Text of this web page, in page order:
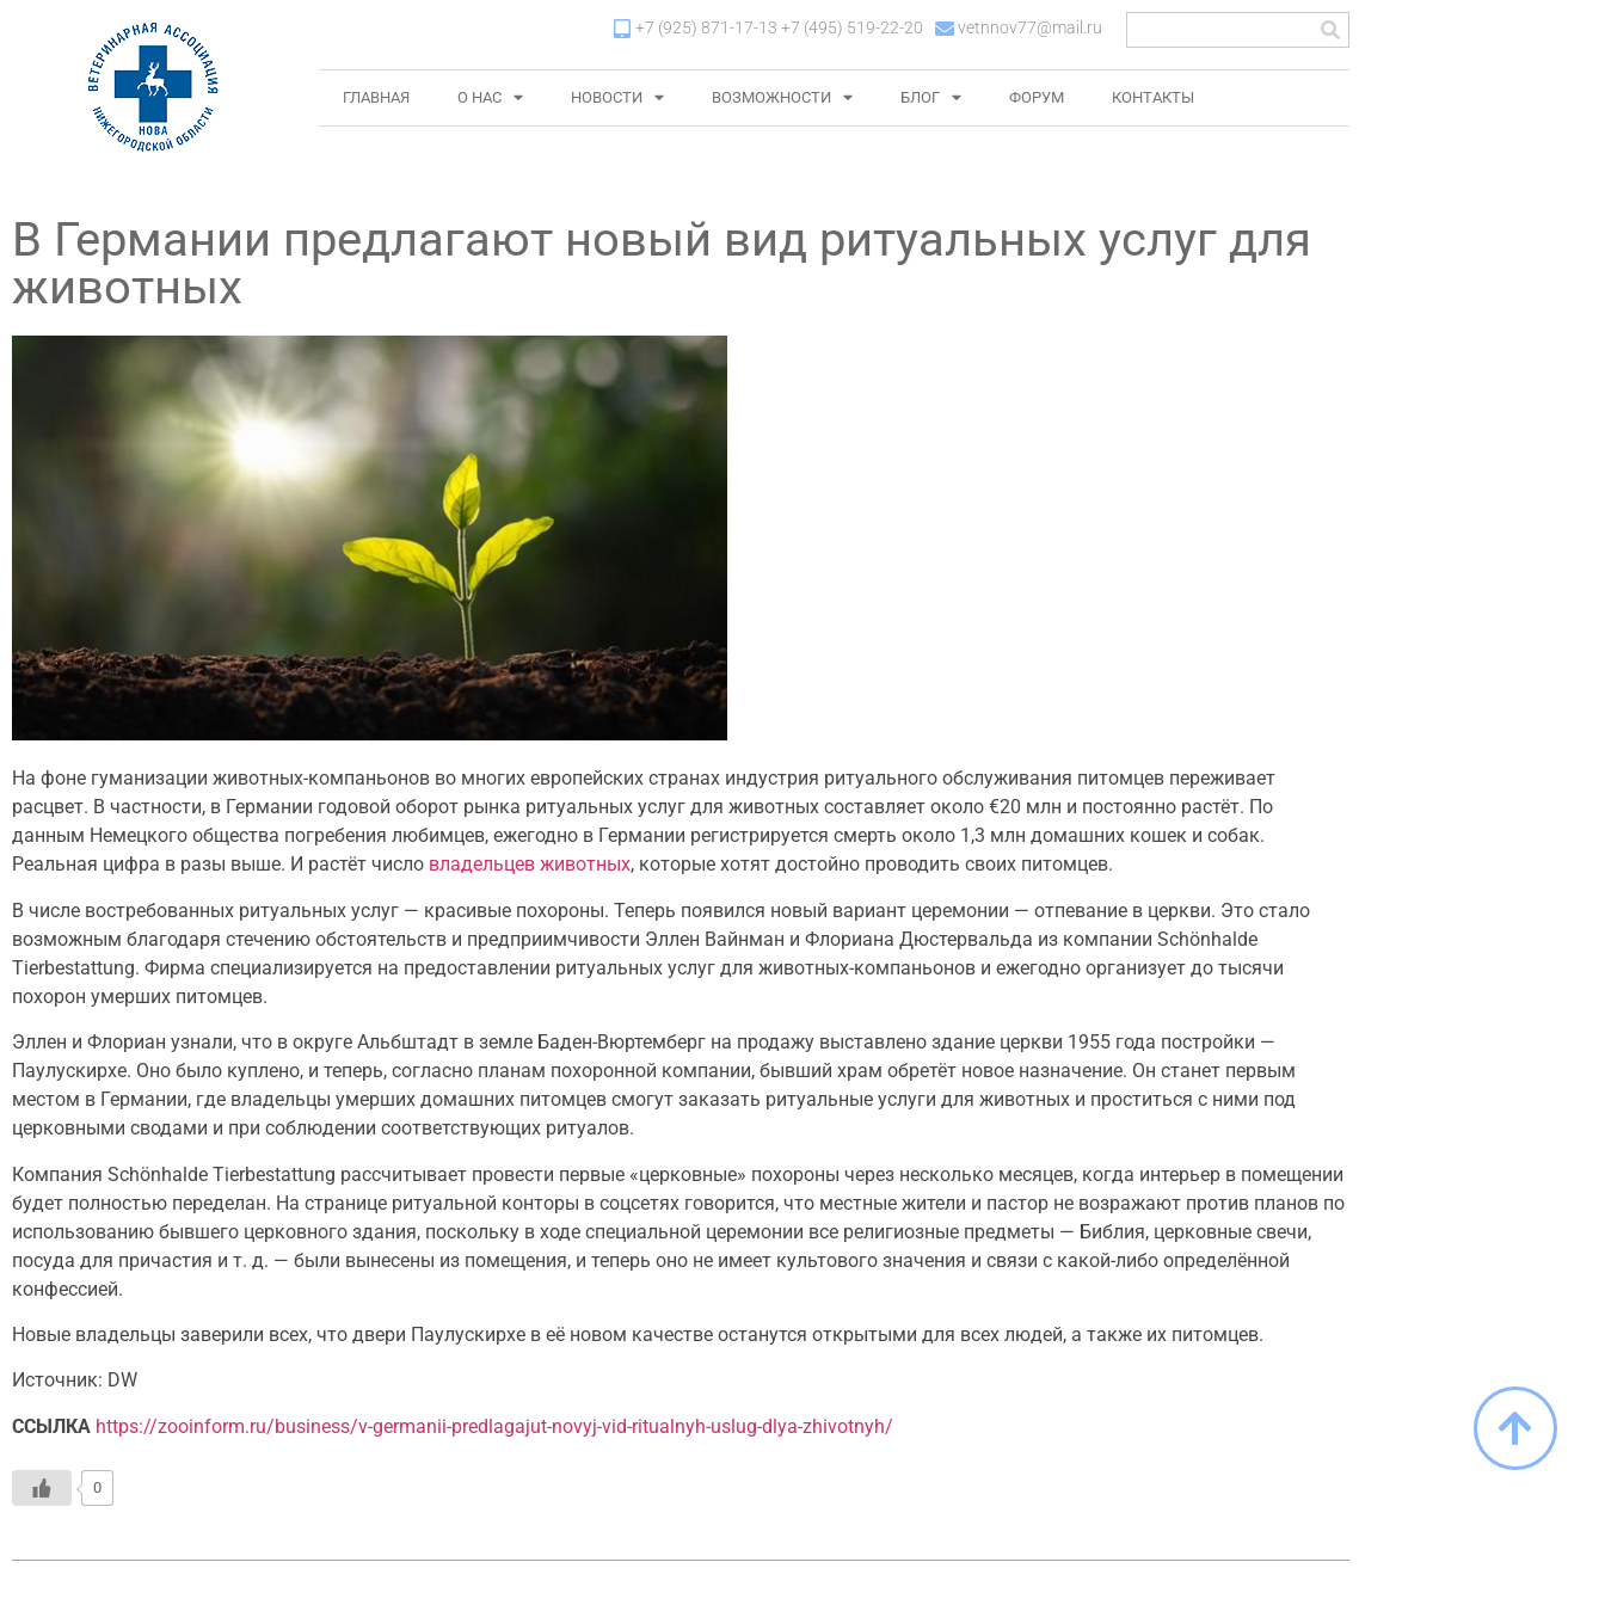
+7 (925) 871-17-13 +7 (495) 519-22-20 vetnnov77@mail.ru
ГЛАВНАЯ О НАС НОВОСТИ ВОЗМОЖНОСТИ БЛОГ ФОРУМ КОНТАКТЫ
В Германии предлагают новый вид ритуальных услуг для
животных
На фоне гуманизации животных-компаньонов во многих европейских странах индустрия ритуального обслуживания питомцев переживает
расцвет. В частности, в Германии годовой оборот рынка ритуальных услуг для животных составляет около €20 млн и постоянно растёт. По
данным Немецкого общества погребения любимцев, ежегодно в Германии регистрируется смерть около 1,3 млн домашних кошек и собак.
Реальная цифра в разы выше. И растёт число владельцев животных, которые хотят достойно проводить своих питомцев.
В числе востребованных ритуальных услуг — красивые похороны. Теперь появился новый вариант церемонии — отпевание в церкви. Это стало
возможным благодаря стечению обстоятельств и предприимчивости Эллен Вайнман и Флориана Дюстервальда из компании Schönhalde
Tierbestattung. Фирма специализируется на предоставлении ритуальных услуг для животных-компаньонов и ежегодно организует до тысячи
похорон умерших питомцев.
Эллен и Флориан узнали, что в округе Альбштадт в земле Баден-Вюртемберг на продажу выставлено здание церкви 1955 года постройки —
Паулускирхе. Оно было куплено, и теперь, согласно планам похоронной компании, бывший храм обретёт новое назначение. Он станет первым
местом в Германии, где владельцы умерших домашних питомцев смогут заказать ритуальные услуги для животных и проститься с ними под
церковными сводами и при соблюдении соответствующих ритуалов.
Компания Schönhalde Tierbestattung рассчитывает провести первые «церковные» похороны через несколько месяцев, когда интерьер в помещении
будет полностью переделан. На странице ритуальной конторы в соцсетях говорится, что местные жители и пастор не возражают против планов по
использованию бывшего церковного здания, поскольку в ходе специальной церемонии все религиозные предметы — Библия, церковные свечи,
посуда для причастия и т. д. — были вынесены из помещения, и теперь оно не имеет культового значения и связи с какой-либо определённой
конфессией.
Новые владельцы заверили всех, что двери Паулускирхе в её новом качестве останутся открытыми для всех людей, а также их питомцев.
Источник: DW
ССЫЛКА https://zooinform.ru/business/v-germanii-predlagajut-novyj-vid-ritualnyh-uslug-dlya-zhivotnyh/
0